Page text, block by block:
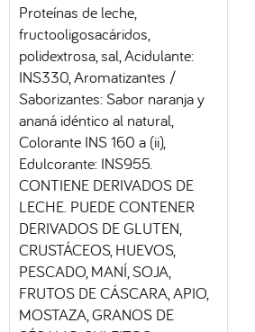
Proteínas de leche,
fructooligosacáridos,
polidextrosa, sal, Acidulante:
INS330, Aromatizantes /
Saborizantes: Sabor naranja y
ananá idéntico al natural,
Colorante INS 160 a (ii),
Edulcorante: INS955.
CONTIENE DERIVADOS DE
LECHE. PUEDE CONTENER
DERIVADOS DE GLUTEN,
CRUSTÁCEOS, HUEVOS,
PESCADO, MANÍ, SOJA,
FRUTOS DE CÁSCARA, APIO,
MOSTAZA, GRANOS DE